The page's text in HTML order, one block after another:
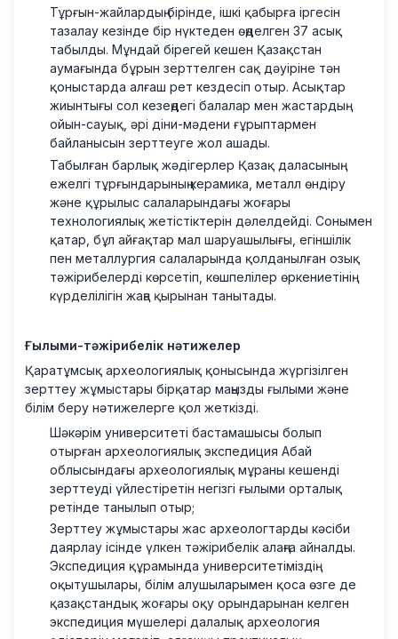
Тұрғын-жайлардың бірінде, ішкі қабырға іргесін
тазалау кезінде бір нүктеден өңделген 37 асық
табылды. Мұндай бірегей кешен Қазақстан
аумағында бұрын зерттелген сақ дәуіріне тән
қоныстарда алғаш рет кездесіп отыр. Асықтар
жиынтығы сол кезеңдегі балалар мен жастардың
ойын-сауық, әрі діни-мәдени ғұрыптармен
байланысын зерттеуге жол ашады.
Табылған барлық жәдігерлер Қазақ даласының
ежелгі тұрғындарының керамика, металл өндіру
және құрылыс салаларындағы жоғары
технологиялық жетістіктерін дәлелдейді. Сонымен
қатар, бұл айғақтар мал шаруашылығы, егіншілік
пен металлургия салаларында қолданылған озық
тәжірибелерді көрсетіп, көшпелілер өркениетінің
күрделілігін жаңа қырынан танытады.
Ғылыми-тәжірибелік нәтижелер
Қаратұмсық археологиялық қонысында жүргізілген
зерттеу жұмыстары бірқатар маңызды ғылыми және
білім беру нәтижелерге қол жеткізді.
Шәкәрім университеті бастамашысы болып
отырған археологиялық экспедиция Абай
облысындағы археологиялық мұраны кешенді
зерттеуді үйлестіретін негізгі ғылыми орталық
ретінде танылып отыр;
Зерттеу жұмыстары жас археологтарды кәсіби
даярлау ісінде үлкен тәжірибелік алаңға айналды.
Экспедиция құрамында университетіміздің
оқытушылары, білім алушыларымен қоса өзге де
қазақстандық жоғары оқу орындарынан келген
экспедиция мүшелері далалық археология